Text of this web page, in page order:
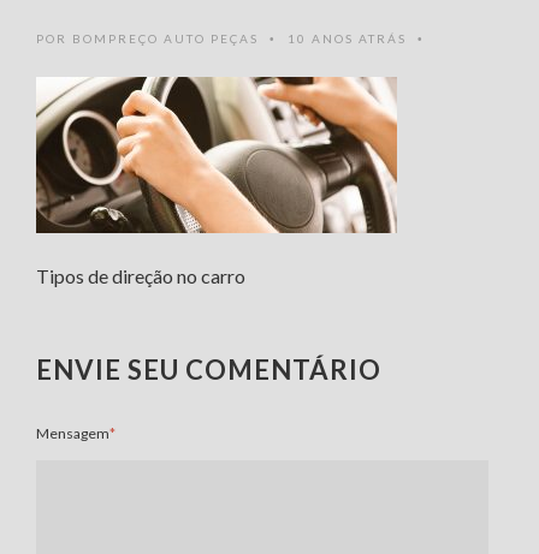
POR BOMPREÇO AUTO PEÇAS • 10 ANOS ATRÁS •
Tipos de direção no carro
ENVIE SEU COMENTÁRIO
Mensagem*